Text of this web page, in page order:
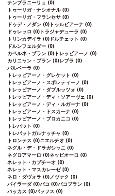
テンプラニーリョ (0)
トゥーリガ・ナシオナル (0)
トゥーリガ・フランセサ (0)
ドゥデ・ノダン (0)トゥルビアーナ (0)
ドゥレッロ (0)トラジャデューラ (0)
トリンカデイラ (0)ドルチェット (0)
ドルンフェルダー (0)
カベルネ・ブラン (0)トレッビアーノ (0)
カリニャン・ブラン (0)レブラ (0)
バルベーラ (0)
トレッビアーノ・グレケット (0)
トレッビアーノ・スポレティーノ (0)
トレッビアーノ・ダブルッツォ (0)
トレッビアーノ・ディ・ソアーヴェ (0)
トレッビアーノ・ディ・ルガーナ (0)
トレッビアーノ・トスカーナ (0)
トレッビアーノ・プロカニコ (0)
トレパット (0)
トレパットガルナッチャ (0)
トロンテス (0)ニエルチオ (0)
ネグル・デ・ドラガシャニ (0)
ネグロアマーロ (0)ネッビオーロ (0)
ネレット・カプチーオ (0)
ネレット・マスカレーゼ (0)
ネロ・ダヴォラ (0)ノヴァク (0)
バイラーダ (0)バコ (0)バコブラン (0)
バッカス (0)バッフス (0)